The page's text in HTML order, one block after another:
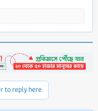
to reply here.